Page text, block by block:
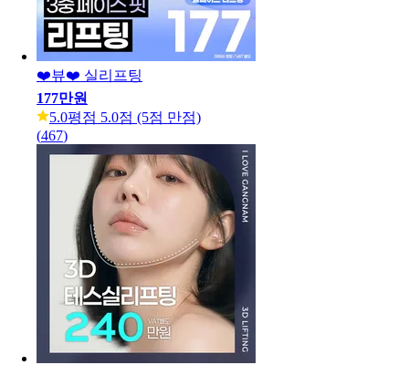
❤️뷰❤️ 실리프팅
177만원
5.0평점 5.0점 (5점 만점)
(467)